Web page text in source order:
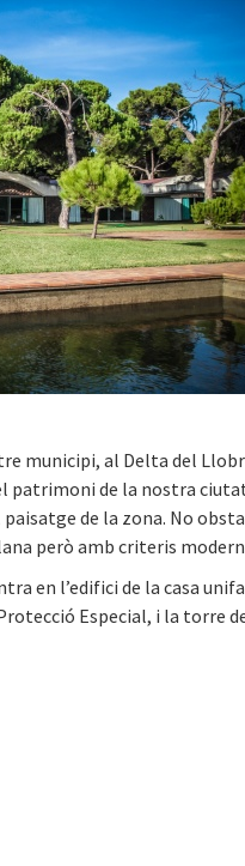
municipi, al Delta del
de la nostra
de la zona. No
però amb criteris
en l’edifici de la casa
Especial, i la torre